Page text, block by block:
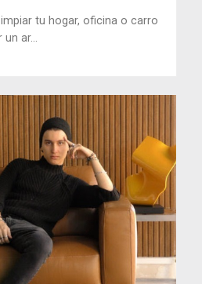
tu hogar, oficina o carro
ar...